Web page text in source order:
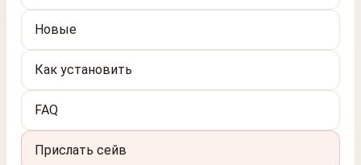
Новые
Как установить
FAQ
Прислать сейв